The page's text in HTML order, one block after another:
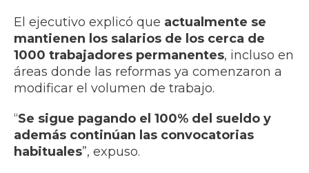
El ejecutivo explicó que actualmente se
mantienen los salarios de los cerca de
1000 trabajadores permanentes, incluso en
áreas donde las reformas ya comenzaron a
modificar el volumen de trabajo.
“Se sigue pagando el 100% del sueldo y
además continúan las convocatorias
habituales”, expuso.